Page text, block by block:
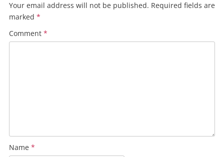
Your email address will not be published. Required fields are
marked *
Comment *
Name *